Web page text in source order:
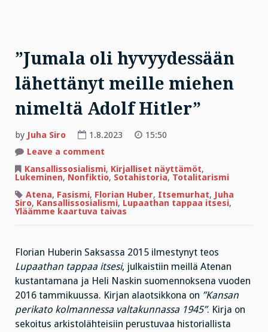
”Jumala oli hyvyydessään
lähettänyt meille miehen
nimeltä Adolf Hitler”
by Juha Siro 1.8.2023
15:50
Leave a comment
oli
hyvyydessään
lähettänyt
meille
miehen
nimeltä
Kansallissosialismi, Kirjalliset näyttämöt,
Lukeminen, Nonfiktio, Sotahistoria, Totalitarismi
Atena, Fasismi, Florian Huber, Itsemurhat, Juha
Siro, Kansallissosialismi, Lupaathan tappaa itsesi,
Yläämme kaartuva taivas
Florian Huberin Saksassa 2015 ilmestynyt teos
Lupaathan tappaa itsesi, julkaistiin meillä Atenan
kustantamana ja Heli Naskin suomennoksena vuoden
2016 tammikuussa. Kirjan alaotsikkona on ”Kansan
perikato kolmannessa valtakunnassa 1945”. Kirja on
sekoitus arkistolähteisiin perustuvaa historiallista